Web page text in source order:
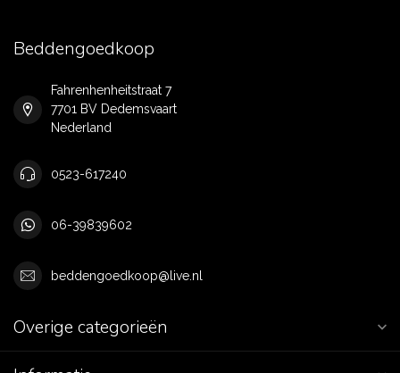
Beddengoedkoop
Fahrenhenheitstraat 7
7701 BV Dedemsvaart
Nederland
0523-617240
06-39839602
beddengoedkoop@live.nl
Overige categorieën